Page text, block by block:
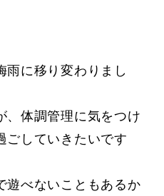
雨に移り変わりまし
、体調管理に気をつけ
ごしていきたいです
遊べないこともあるか